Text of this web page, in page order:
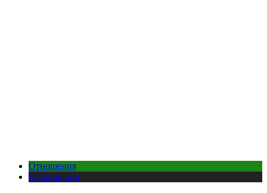
Отношения
Публикации